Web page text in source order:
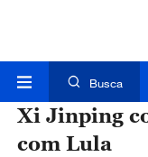
Busca
Xi Jinping
com Lula